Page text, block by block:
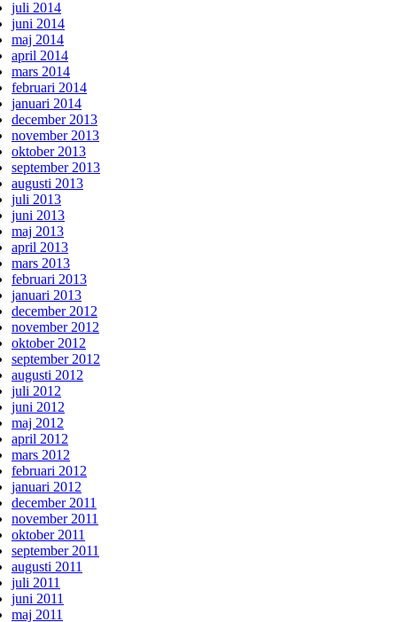
juli 2014
juni 2014
maj 2014
april 2014
mars 2014
februari 2014
januari 2014
december 2013
november 2013
oktober 2013
september 2013
augusti 2013
juli 2013
juni 2013
maj 2013
april 2013
mars 2013
februari 2013
januari 2013
december 2012
november 2012
oktober 2012
september 2012
augusti 2012
juli 2012
juni 2012
maj 2012
april 2012
mars 2012
februari 2012
januari 2012
december 2011
november 2011
oktober 2011
september 2011
augusti 2011
juli 2011
juni 2011
maj 2011